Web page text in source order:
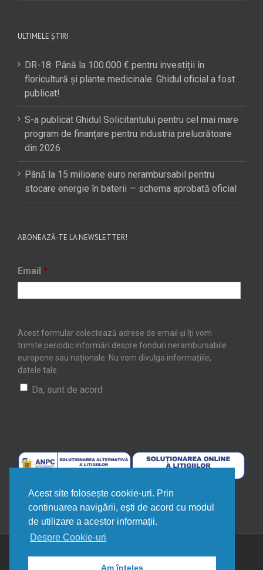
ULTIMELE ȘTIRI
DR-18: Până la 100.000 € pentru investiții în
floricultură și plante medicinale. Ghidul oficial a fost
publicat!
S-a publicat Ghidul Solicitantului pentru cel mai mare
program de finanțare pentru industria prelucrătoare
din 2026
Până la 15 milioane euro nerambursabil pentru
stocare energie în baterii — schema aprobată oficial
ABONEAZĂ-TE LA NEWSLETTER!
Email *
Acest formular colectează adrese de email și îți vom
trimite periodic informări despre fonduri nerambursabile
europene sau naționale. Nu vom divulga informațiile,
datele tale.
Da, sunt de acord
Acest site folosește cookie-uri. Prin
continuarea navigării, ești de acord cu modul
de utilizare a acestor informații.
Despre Cookie-uri
Am înțeles